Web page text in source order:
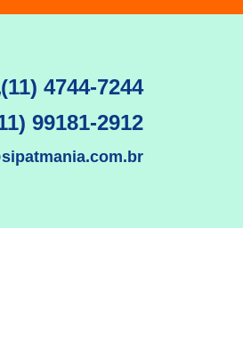
(11) 4744-7244
99181-2912